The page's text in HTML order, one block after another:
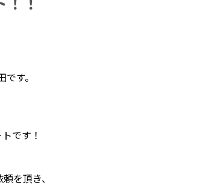
す。
です！
を頂き、